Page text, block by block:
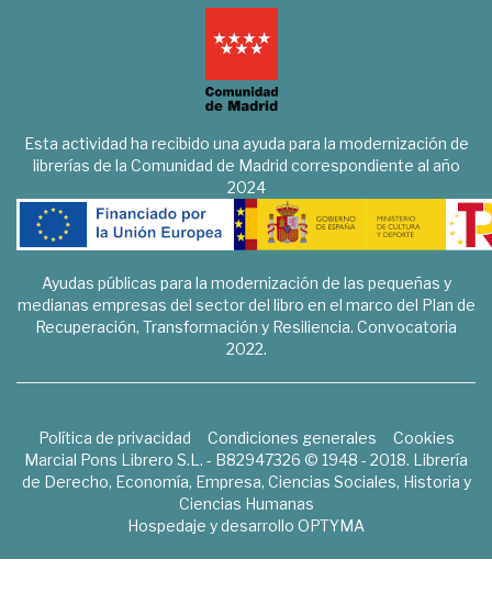
Esta actividad ha recibido una ayuda para la modernización de
librerías de la Comunidad de Madrid correspondiente al año
2024
Ayudas públicas para la modernización de las pequeñas y
medianas empresas del sector del libro en el marco del Plan de
Recuperación, Transformación y Resiliencia. Convocatoria
2022.
Política de privacidad Condiciones generales
Cookies
Marcial Pons Librero S.L. - B82947326 © 1948 - 2018. Librería
de Derecho, Economía, Empresa, Ciencias Sociales, Historia y
Ciencias Humanas
Hospedaje y desarrollo OPTYMA